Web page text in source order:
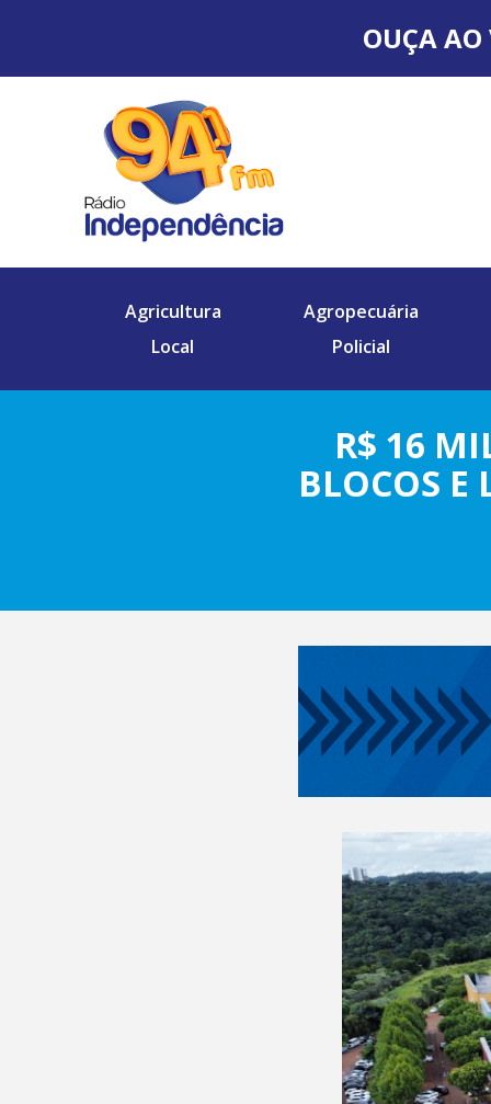
OUÇA AO
Agricultura
Agropecuária
Local
Policial
R$ 16
BLOCOS E